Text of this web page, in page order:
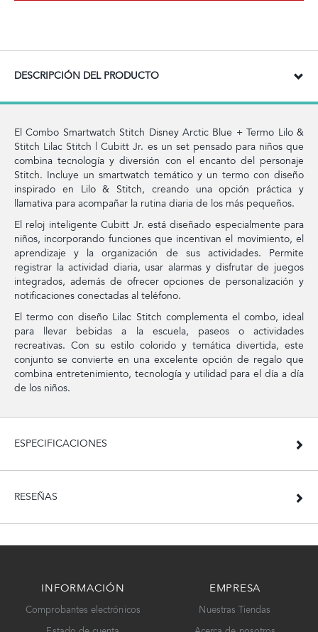
DESCRIPCIÓN DEL PRODUCTO
El Combo Smartwatch Stitch Disney Arctic Blue + Termo Lilo &
Stitch Lilac Stitch | Cubitt Jr. es un set pensado para niños que
combina tecnología y diversión con el encanto del personaje
Stitch. Incluye un smartwatch temático y un termo con diseño
inspirado en Lilo & Stitch, creando una opción práctica y
llamativa para acompañar la rutina diaria de los más pequeños.
El reloj inteligente Cubitt Jr. está diseñado especialmente para
niños, incorporando funciones que incentivan el movimiento, el
aprendizaje y la organización de sus actividades. Permite
registrar la actividad diaria, usar alarmas y disfrutar de juegos
integrados, además de ofrecer opciones de personalización y
notificaciones conectadas al teléfono.
El termo con diseño Lilac Stitch complementa el combo, ideal
para llevar bebidas a la escuela, paseos o actividades
recreativas. Con su estilo colorido y temática divertida, este
conjunto se convierte en una excelente opción de regalo que
combina entretenimiento, tecnología y utilidad para el día a día
de los niños.
ESPECIFICACIONES
RESEÑAS
INFORMACIÓN
Comprobantes electrónicos
EMPRESA
Nuestras Tiendas